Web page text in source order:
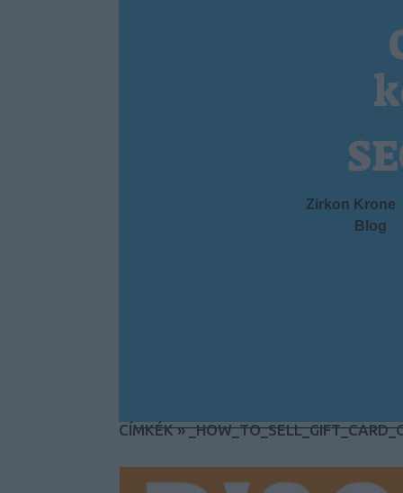
Zirkon Krone
Blog
CÍMKÉK»